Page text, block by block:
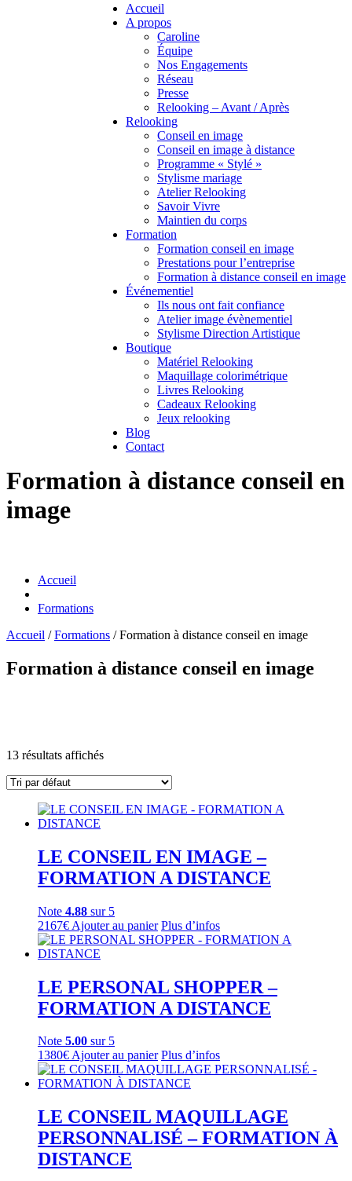
Accueil
A propos
Caroline
Équipe
Nos Engagements
Réseau
Presse
Relooking – Avant / Après
Relooking
Conseil en image
Conseil en image à distance
Programme « Stylé »
Stylisme mariage
Atelier Relooking
Savoir Vivre
Maintien du corps
Formation
Formation conseil en image
Prestations pour l’entreprise
Formation à distance conseil en image
Événementiel
Ils nous ont fait confiance
Atelier image évènementiel
Stylisme Direction Artistique
Boutique
Matériel Relooking
Maquillage colorimétrique
Livres Relooking
Cadeaux Relooking
Jeux relooking
Blog
Contact
Formation à distance conseil en
image
Accueil
Formations
Accueil /Formations / Formation à distance conseil en image
Formation à distance conseil en image
13 résultats affichés
LE CONSEIL EN IMAGE –
FORMATION A DISTANCE
Note 4.88 sur 5
2167€ Ajouter au panier Plus d’infos
LE PERSONAL SHOPPER –
FORMATION A DISTANCE
Note 5.00 sur 5
1380€Ajouter au panier Plus d’infos
LE CONSEIL MAQUILLAGE
PERSONNALISÉ – FORMATION À
DISTANCE